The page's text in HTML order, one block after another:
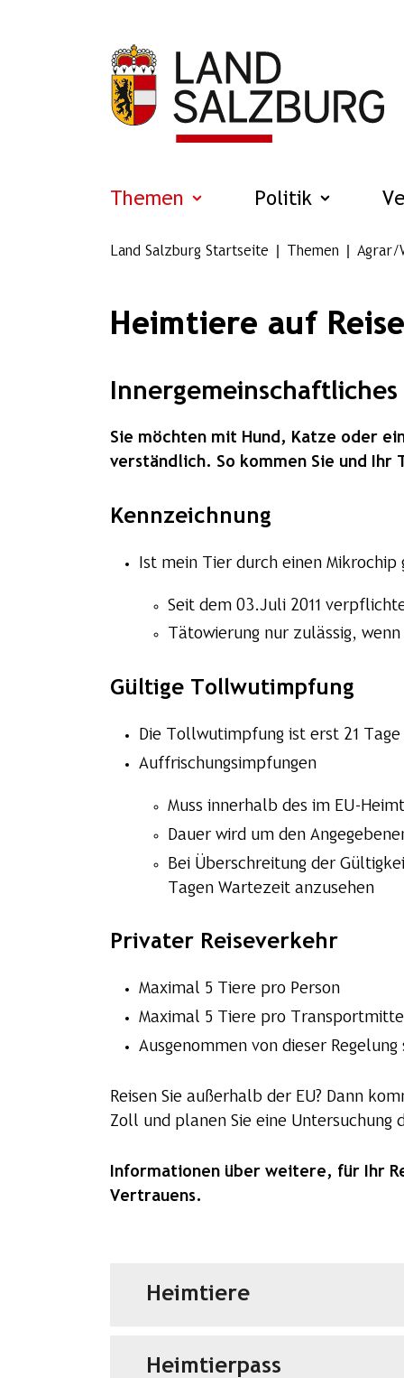
Themen Politik
Land Salzburg Startseite Themen Agrar/
Heimtiere auf
Sie möchten mit Hund, Katze oder
verständlich. So kommen Sie und
Kennzeichnung
Ist mein Tier durch einen Mikrochip
Seit dem 03.Juli 2011
Tätowierung nur zulässig,
Gültige Tollwutimpfung
Die Tollwutimpfung ist erst 21
Auffrischungsimpfungen
Muss innerhalb des im EU-
Dauer wird um den
Bei Überschreitung der
Tagen Wartezeit anzusehen
Privater Reiseverkehr
Maximal 5 Tiere pro Person
Maximal 5 Tiere pro
Ausgenommen von dieser
Reisen Sie außerhalb der EU? Dann
Zoll und planen Sie eine
Informationen über weitere, für Ihr
Vertrauens.
Heimtiere
Heimtierpass